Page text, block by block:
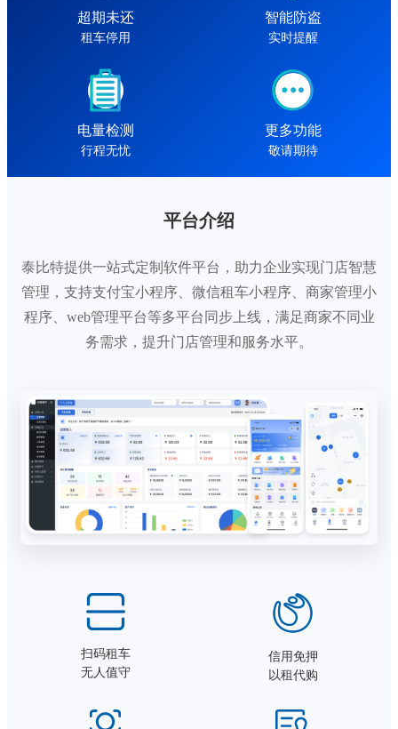
超期未还
租车停用
智能防盗
实时提醒
电量检测
行程无忧
更多功能
敬请期待
平台介绍
泰比特提供一站式定制软件平台，助力企业实现门店智慧
管理，支持支付宝小程序、微信租车小程序、商家管理小
程序、web管理平台等多平台同步上线，满足商家不同业
务需求，提升门店管理和服务水平。
扫码租车
无人值守
信用免押
以租代购